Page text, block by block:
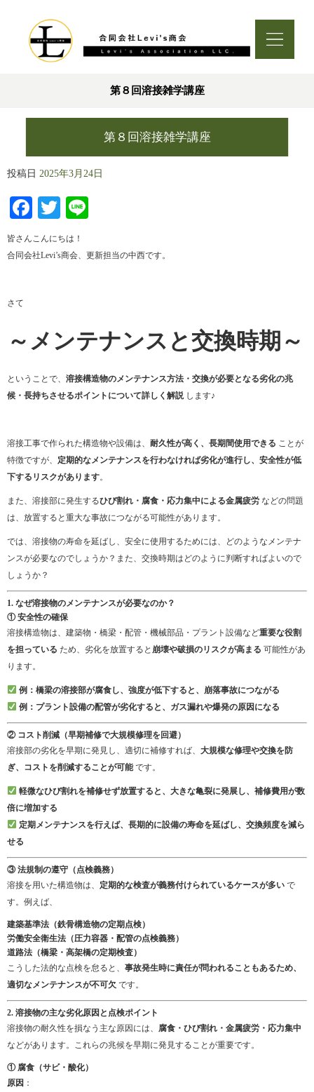
第８回溶接雑学講座
第８回溶接雑学講座
投稿日 2025年3月24日
Facebook
Twitter
皆さんこんにちは！
合同会社Levi’s商会、更新担当の中西です。
さて
～メンテナンスと交換時期～
ということで、 溶接構造物のメンテナンス方法・交換が必要となる劣化の兆
候・長持ちさせるポイントについて詳しく解説します♪
溶接工事で作られた構造物や設備は、 耐久性が高く、長期間使用できる ことが
特徴ですが、 定期的なメンテナンスを行わなければ劣化が進行し、安全性が低
下するリスクがあります。
また、溶接部に発生するひび割れ・腐食・応力集中による金属疲労 などの問題
は、放置すると重大な事故につながる可能性があります。
では、溶接物の寿命を延ばし、安全に使用するためには、どのようなメンテナ
ンスが必要なのでしょうか？また、交換時期はどのように判断すればよいので
しょうか？
1. なぜ溶接物のメンテナンスが必要なのか？
① 安全性の確保
溶接構造物は、建築物・橋梁・配管・機械部品・プラント設備など重要な役割
を担っている ため、劣化を放置すると 崩壊や破損のリスクが高まる 可能性があ
ります。
例：橋梁の溶接部が腐食し、強度が低下すると、崩落事故につながる
例：プラント設備の配管が劣化すると、ガス漏れや爆発の原因になる
② コスト削減（早期補修で大規模修理を回避）
溶接部の劣化を早期に発見し、適切に補修すれば、 大規模な修理や交換を防
ぎ、コストを削減することが可能です。
軽微なひび割れを補修せず放置すると、大きな亀裂に発展し、補修費用が数
倍に増加する
定期メンテナンスを行えば、長期的に設備の寿命を延ばし、交換頻度を減ら
せる
③ 法規制の遵守（点検義務）
溶接を用いた構造物は、 定期的な検査が義務付けられているケースが多い で
す。例えば、
建築基準法（鉄骨構造物の定期点検）
労働安全衛生法（圧力容器・配管の点検義務）
道路法（橋梁・高架橋の定期検査）
こうした法的な点検を怠ると、 事故発生時に責任が問われることもあるため、
適切なメンテナンスが不可欠 です。
2. 溶接物の主な劣化原因と点検ポイント
溶接物の耐久性を損なう主な原因には、 腐食・ひび割れ・金属疲労・応力集中
などがあります。これらの兆候を早期に発見することが重要です。
① 腐食（サビ・酸化）
原因 ：